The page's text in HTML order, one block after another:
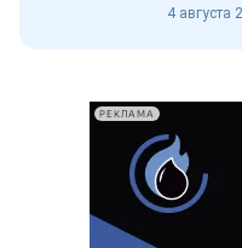
4 августа
РЕКЛАМА